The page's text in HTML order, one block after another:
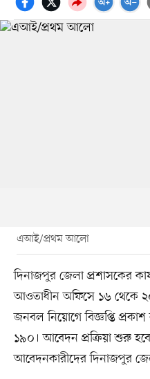
এআই/প্রথম আলো
দিনাজপুর জেলা প্রশাসকের
আওতাধীন অফিসে ১৬ থেকে ২০
জনবল নিয়োগে বিজ্ঞপ্তি
১৯০। আবেদন প্রক্রিয়া শুরু
আবেদনকারীদের দিনাজপুর